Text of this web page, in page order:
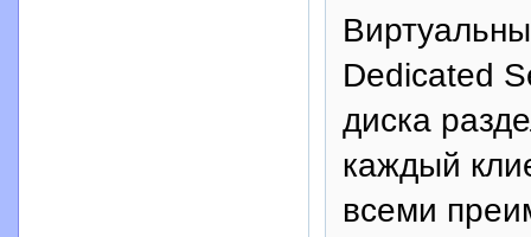
Dedicated
диска
каждый
всеми